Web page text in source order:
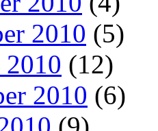
2010 (5)
(12)
2010 (6)